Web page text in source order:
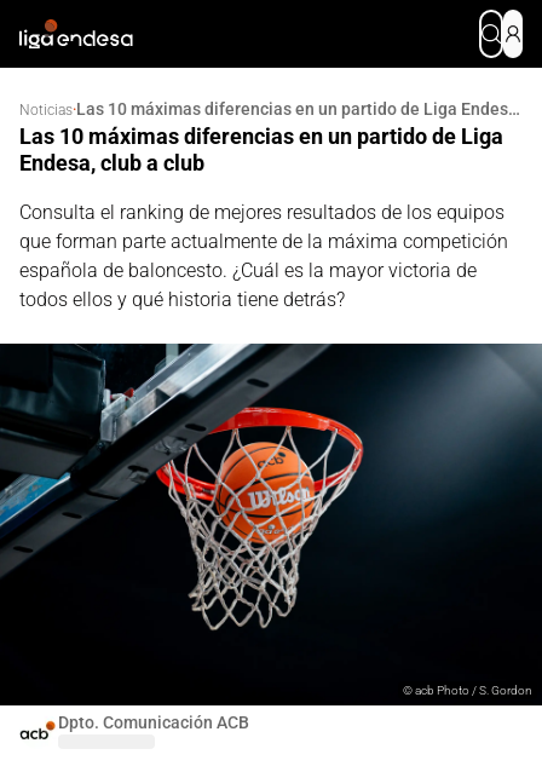
Noticias· Las 10 máximas diferencias en un partido de Liga Endesa, club a club
Las 10 máximas diferencias en un partido de Liga
Endesa, club a club
Consulta el ranking de mejores resultados de los equipos
que forman parte actualmente de la máxima competición
española de baloncesto. ¿Cuál es la mayor victoria de
todos ellos y qué historia tiene detrás?
Dpto. Comunicación ACB
©acb Photo / S. Gordon